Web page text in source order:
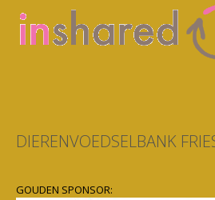
DIERENVOEDSELBANK
GOUDEN SPONSOR: